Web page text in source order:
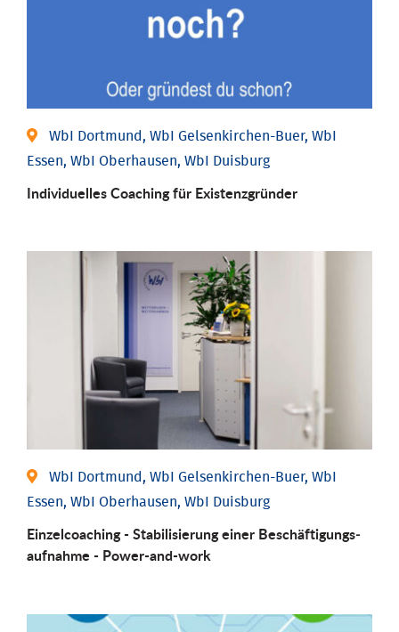
WbI Dortmund, WbI Gelsenkirchen-Buer, WbI
Essen, WbI Oberhausen, WbI Duisburg
Individu­elles Coaching für Existenz­gründer
WbI Dortmund, WbI Gelsenkirchen-Buer, WbI
Essen, WbI Oberhausen, WbI Duisburg
Einzel­coaching - Stabili­sierung einer Be­schäftigungs­
aufnahme - Power-and-work